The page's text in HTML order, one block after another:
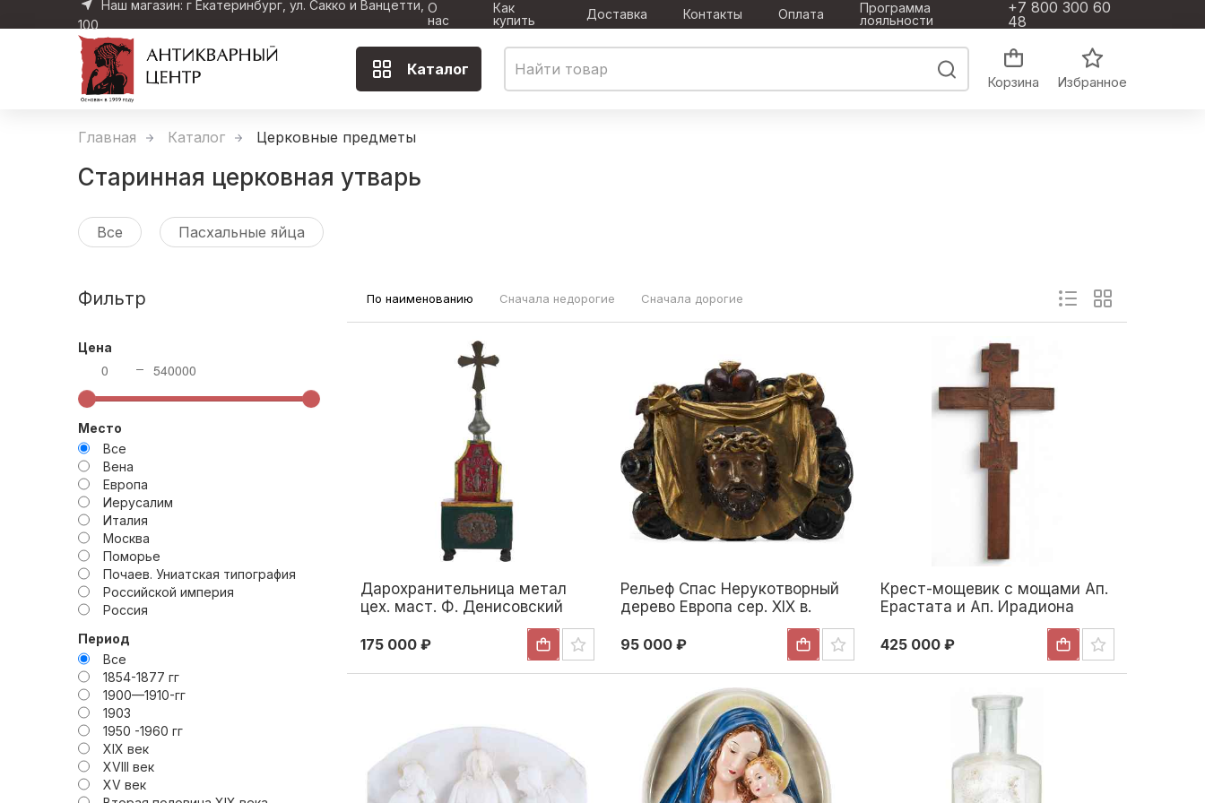
Наш магазин: г Екатеринбург, ул. Сакко и Ванцетти,
100
О
нас
Как
купить
Доставка Контакты Оплата
Программа
лояльности
+7 800 300 60
48
Каталог
Корзина Избранное
Главная Каталог Церковные предметы
Старинная церковная утварь
Все Пасхальные яйца
Фильтр
Цена
0 540000
Место
Все
Вена
Европа
Иерусалим
Италия
Москва
Поморье
Почаев. Униатская типография
Российской империя
Россия
Санкт-Петербург
Саровская пустынь
Святая земля. Вифлеем
Тобольск
Товарищество производства
фарфорово-фаянсовых изделий
М.С. Кузнецова
Троице-Сергиева лавра
Урал
Центральная Россия
Период
Все
1854-1877 гг
1900—1910-гг
1903
1950 -1960 гг
XIX век
XVIII век
XV век
По наименованию Сначала недорогие Сначала дорогие
Дарохранительница метал
цех. маст. Ф. Денисовский
XVIII в. 42x13,5x7 см. XVIII век
175 000 ₽
Рельеф Спас Нерукотворный
дерево Европа сер. XIX в.
42x51,5x7,5 см. Европа Вторая
половина XIX века
95 000 ₽
Крест-мощевик с мощами Ап.
Ерастата и Ап. Ирадиона
2,9x11,6x1,1 см. Центральная
Россия Последняя четверть
425 000 ₽